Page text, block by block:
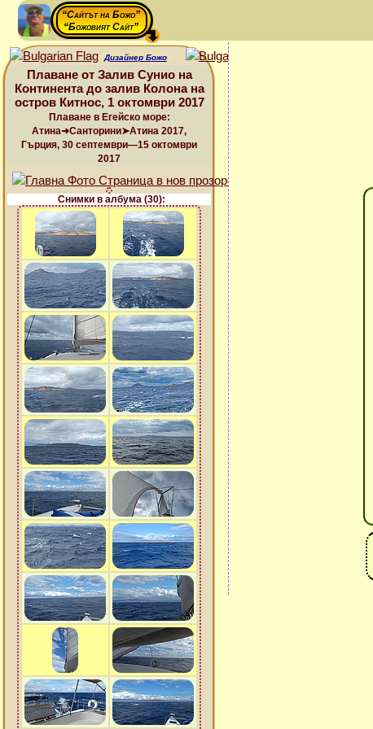
“Сайтът на Божо”
“Божовият Сайт”
Дизайнер Божо
Плаване от Залив Сунио на
Континента до залив Колона на
остров Китнос, 1 октомври 2017
Плаване в Егейско море:
Атина➜Санторини➤Атина 2017,
Гърция, 30 септември—15 октомври
2017
Снимки в албума (30):